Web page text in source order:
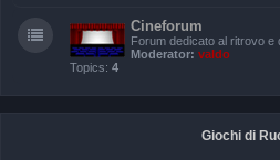
Cineforum
Forum dedicato al ritrovo e
Moderator: valdo
Topics: 4
Giochi di